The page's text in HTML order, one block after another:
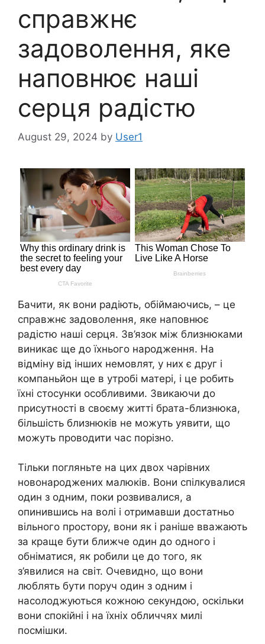
справжнє
задоволення, яке
наповнює наші
серця радістю
August 29, 2024 by User1
Бачити, як вони радіють, обіймаючись, – це
справжнє задоволення, яке наповнює
радістю наші серця. Зв’язок між близнюками
виникає ще до їхнього народження. На
відміну від інших немовлят, у них є друг і
компаньйон ще в утробі матері, і це робить
їхні стосунки особливими. Звикаючи до
присутності в своєму житті брата-близнюка,
більшість близнюків не можуть уявити, що
можуть проводити час порізно.
Тільки погляньте на цих двох чарівних
новонароджених малюків. Вони спілкувалися
один з одним, поки розвивалися, а
опинившись на волі і отримавши достатньо
вільного простору, вони як і раніше вважають
за краще бути ближче один до одного і
обніматися, як робили це до того, як
з’явилися на світ. Очевидно, що вони
люблять бути поруч один з одним і
насолоджуються кожною секундою, оскільки
вони спокійні і на їхніх обличчях милі
посмішки.